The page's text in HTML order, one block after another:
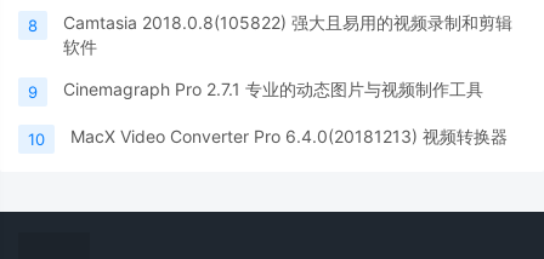
8
Camtasia 2018.0.8(105822) 强大且易用的视频录制和剪辑
软件
9 Cinemagraph Pro 2.7.1 专业的动态图片与视频制作工具
10 MacX Video Converter Pro 6.4.0(20181213) 视频转换器